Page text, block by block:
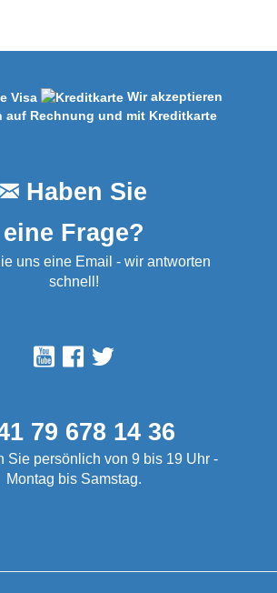
Wir akzeptieren
auf Rechnung und mit Kreditkarte
Haben Sie
eine Frage?
uns eine Email - wir antworten
schnell!
79 678 14 36
Sie persönlich von 9 bis 19 Uhr -
Montag bis Samstag.